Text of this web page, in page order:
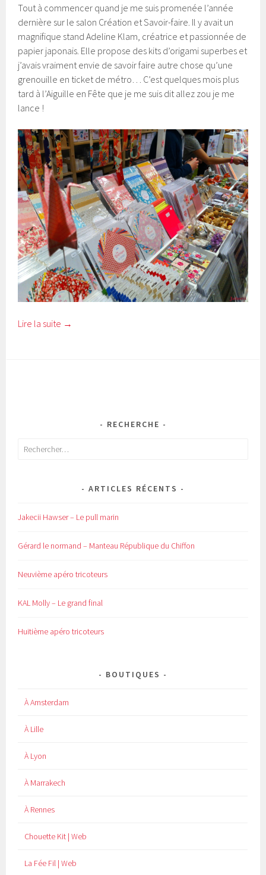
Tout à commencer quand je me suis promenée l’année
dernière sur le salon Création et Savoir-faire. Il y avait un
magnifique stand Adeline Klam, créatrice et passionnée de
papier japonais. Elle propose des kits d’origami superbes et
j’avais vraiment envie de savoir faire autre chose qu’une
grenouille en ticket de métro… C’est quelques mois plus
tard à l’Aiguille en Fête que je me suis dit allez zou je me
lance !
Lire la suite →
RECHERCHE
Rechercher :
ARTICLES RÉCENTS
Jakecii Hawser – Le pull marin
Gérard le normand – Manteau République du Chiffon
Neuvième apéro tricoteurs
KAL Molly – Le grand final
Huitième apéro tricoteurs
BOUTIQUES
À Amsterdam
À Lille
À Lyon
À Marrakech
À Rennes
Chouette Kit | Web
La Fée Fil | Web